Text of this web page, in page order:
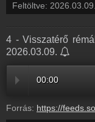
Feltöltve:
4 - Visszatérő
2026.03.09.
00:00
Forrás: https://feeds.soundcloud.com/stream/